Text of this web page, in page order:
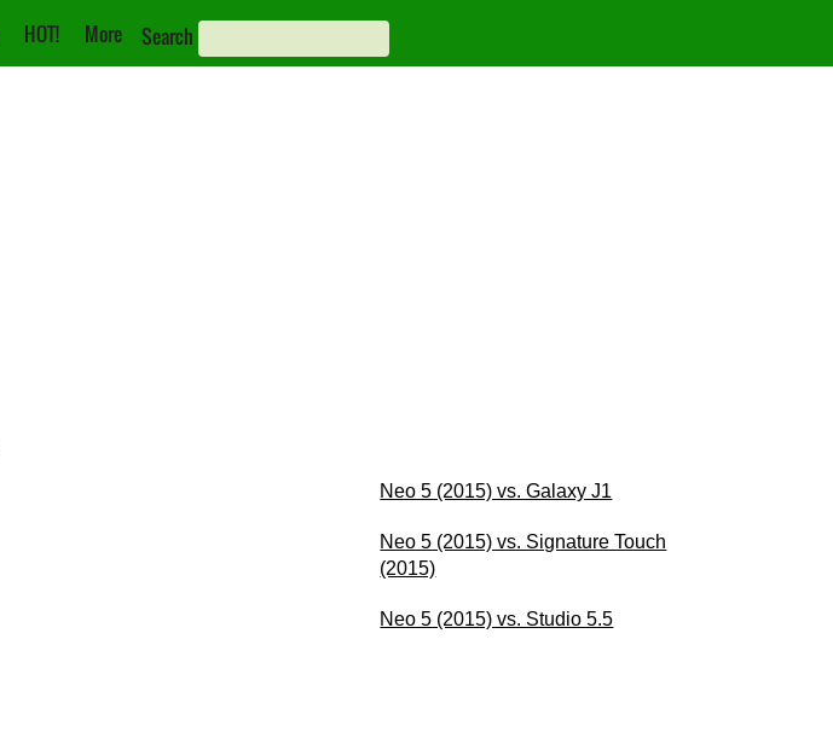
HOT! More Search
Neo 5 (2015) vs. Galaxy J1
Neo 5 (2015) vs. Signature Touch
(2015)
Neo 5 (2015) vs. Studio 5.5